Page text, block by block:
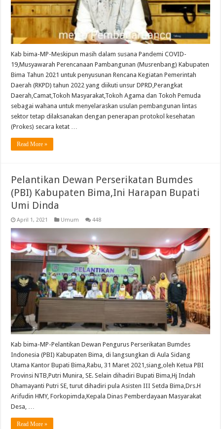
Kab bima-MP-Meskipun masih dalam susana Pandemi COVID-
19,Musyawarah Perencanaan Pambangunan (Musrenbang) Kabupaten
Bima Tahun 2021 untuk penyusunan Rencana Kegiatan Pemerintah
Daerah (RKPD) tahun 2022 yang diikuti unsur DPRD,Perangkat
Daerah,Camat,Tokoh Masyarakat,Tokoh Agama dan Tokoh Pemuda
sebagai wahana untuk menyelaraskan usulan pembangunan lintas
sektor tetap dilaksanakan dengan penerapan protokol kesehatan
(Prokes) secara ketat …
Read More »
Pelantikan Dewan Perserikatan Bumdes
(PBI) Kabupaten Bima,Ini Harapan Bupati
Umi Dinda
April 1, 2021 Umum 448
Kab bima-MP-Pelantikan Dewan Pengurus Perserikatan Bumdes
Indonesia (PBI) Kabupaten Bima, di langsungkan di Aula Sidang
Utama Kantor Bupati Bima,Rabu, 31 Maret 2021,siang,oleh Ketua PBI
Provinsi NTB,Putri Munira, SE. Selain dihadiri Bupati Bima,Hj Indah
Dhamayanti Putri SE, turut dihadiri pula Asisten III Setda Bima,Drs.H
Arifudin HMY, Forkopimda,Kepala Dinas Pemberdayaan Masyarakat
Desa, …
Read More »